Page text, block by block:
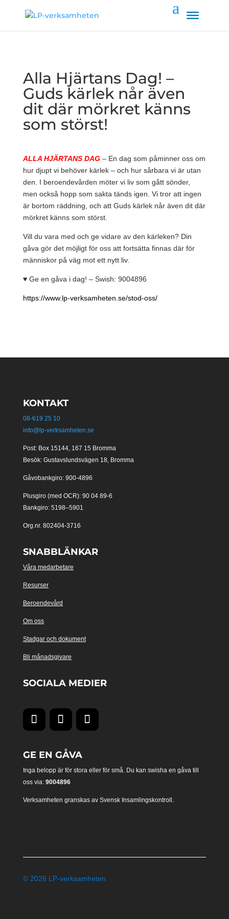
Alla Hjärtans Dag! –
Guds kärlek når även
dit där mörkret känns
som störst!
ALLA HJÄRTANS DAG– En dag som påminner oss om
hur djupt vi behöver kärlek – och hur sårbara vi är utan
den. I beroendevården möter vi liv som gått sönder,
men också hopp som sakta tänds igen. Vi tror att ingen
är bortom räddning, och att Guds kärlek når även dit där
mörkret känns som störst.
Vill du vara med och ge vidare av den kärleken? Din
gåva gör det möjligt för oss att fortsätta finnas där för
människor på väg mot ett nytt liv.
♥️ Ge en gåva i dag! – Swish: 9004896
https://www.lp-verksamheten.se/stod-oss/
KONTAKT
08-619 25 10
info@lp-verksamheten.se
Post: Box 15144, 167 15 Bromma
Besök: Gustavslundsvägen 18, Bromma
Gåvobankgiro: 900-4896
Plusgiro (med OCR): 90 04 89-6
Bankgiro: 5198–5901
Org.nr. 802404-3716
SNABBLÄNKAR
Våra medarbetare
Resurser
Beroendevård
Om oss
Stadgar och dokument
Bli månadsgivare
SOCIALA MEDIER
GE EN GÅVA
Inga belopp är för stora eller för små. Du kan swisha en gåva till
oss via: 9004896
Verksamheten granskas av Svensk Insamlingskontroll.
© 2026 LP-verksamheten